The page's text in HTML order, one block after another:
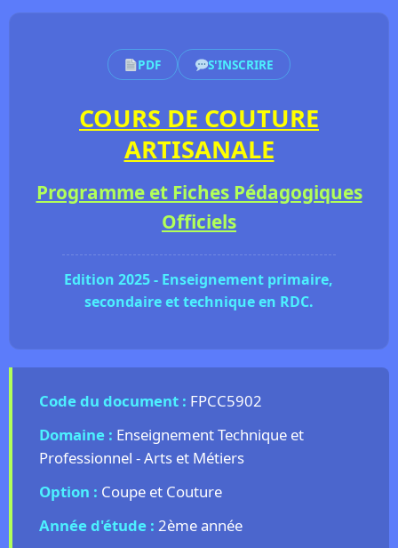
PDF S'INSCRIRE
COURS DE COUTURE
ARTISANALE
Programme et Fiches Pédagogiques
Officiels
Edition 2025 - Enseignement primaire,
secondaire et technique en RDC.
Code du document : FPCC5902
Domaine : Enseignement Technique et
Professionnel - Arts et Métiers
Option : Coupe et Couture
Année d'étude : 2ème année